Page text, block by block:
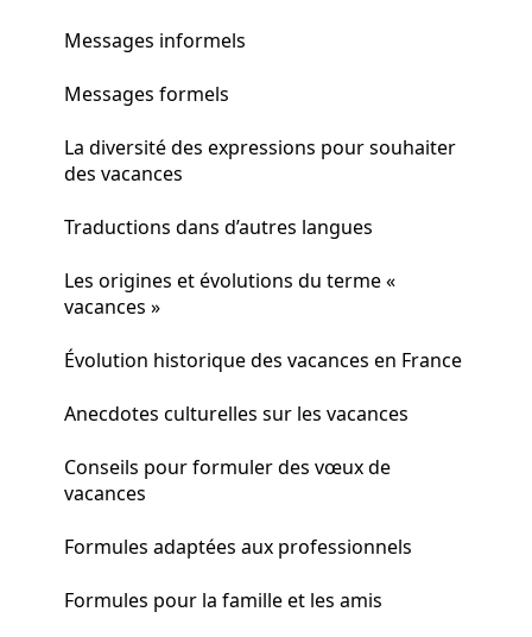
Messages informels
Messages formels
La diversité des expressions pour souhaiter
des vacances
Traductions dans d’autres langues
Les origines et évolutions du terme «
vacances »
Évolution historique des vacances en France
Anecdotes culturelles sur les vacances
Conseils pour formuler des vœux de
vacances
Formules adaptées aux professionnels
Formules pour la famille et les amis